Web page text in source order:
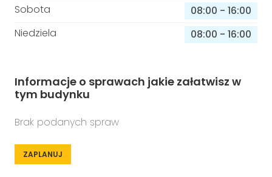
Sobota
08:00 - 16:00
Niedziela
08:00 - 16:00
Informacje o sprawach jakie załatwisz w
tym budynku
Brak podanych spraw
ZAPLANUJ